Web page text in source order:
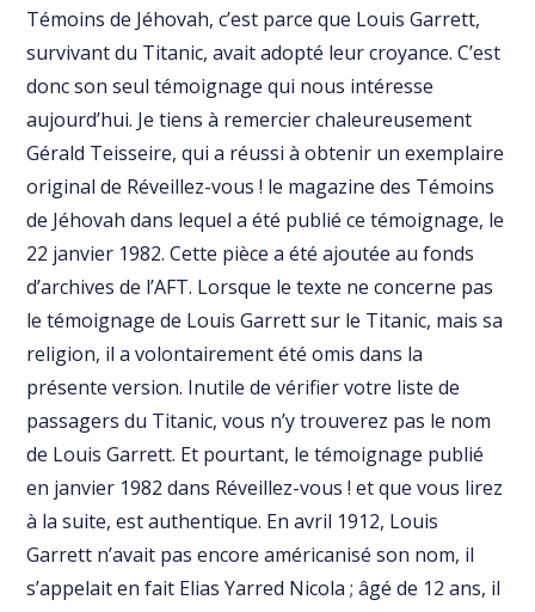
Témoins de Jéhovah, c’est parce que Louis Garrett,
survivant du Titanic, avait adopté leur croyance. C’est
donc son seul témoignage qui nous intéresse
aujourd’hui. Je tiens à remercier chaleureusement
Gérald Teisseire, qui a réussi à obtenir un exemplaire
original de Réveillez-vous ! le magazine des Témoins
de Jéhovah dans lequel a été publié ce témoignage, le
22 janvier 1982. Cette pièce a été ajoutée au fonds
d’archives de l’AFT. Lorsque le texte ne concerne pas
le témoignage de Louis Garrett sur le Titanic, mais sa
religion, il a volontairement été omis dans la
présente version. Inutile de vérifier votre liste de
passagers du Titanic, vous n’y trouverez pas le nom
de Louis Garrett. Et pourtant, le témoignage publié
en janvier 1982 dans Réveillez-vous ! et que vous lirez
à la suite, est authentique. En avril 1912, Louis
Garrett n’avait pas encore américanisé son nom, il
s’appelait en fait Elias Yarred Nicola ; âgé de 12 ans, il